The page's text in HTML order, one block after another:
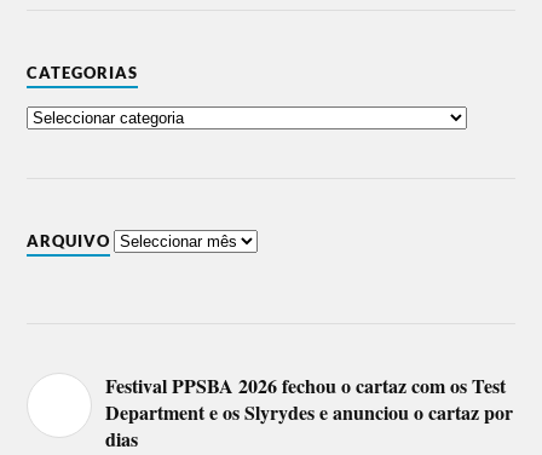
CATEGORIAS
ARQUIVO
Festival PPSBA 2026 fechou o cartaz com os Test
Department e os Slyrydes e anunciou o cartaz por
dias